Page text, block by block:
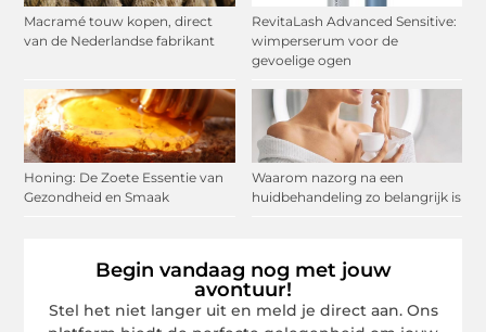
Macramé touw kopen, direct
van de Nederlandse fabrikant
RevitaLash Advanced Sensitive:
wimperserum voor de
gevoelige ogen
Honing: De Zoete Essentie van
Gezondheid en Smaak
Waarom nazorg na een
huidbehandeling zo belangrijk is
Begin vandaag nog met jouw
avontuur!
Stel het niet langer uit en meld je direct aan. Ons